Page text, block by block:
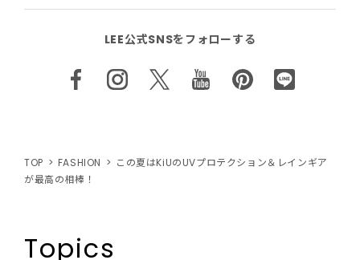
LEE公式SNSをフォローする
TOP FASHION
この夏はKiUのUVプロテクション＆レインギア
が最高の相棒！
Topics